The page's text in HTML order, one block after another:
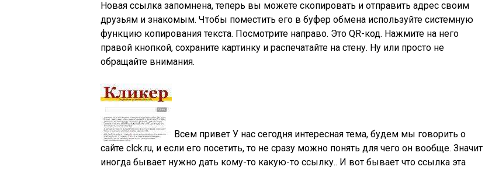
Новая ссылка запомнена, теперь вы можете скопировать и отправить адрес своим
друзьям и знакомым. Чтобы поместить его в буфер обмена используйте системную
функцию копирования текста. Посмотрите направо. Это QR-код. Нажмите на него
правой кнопкой, сохраните картинку и распечатайте на стену. Ну или просто не
обращайте внимания.
Всем привет У нас сегодня интересная тема, будем мы говорить о
сайте clck.ru, и если его посетить, то не сразу можно понять для чего он вообще. Значит
иногда бывает нужно дать кому-то какую-то ссылку.. И вот бывает что ссылка эта